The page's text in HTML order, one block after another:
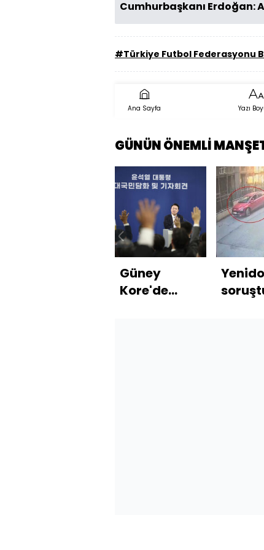
Cumhurbaşkanı Erdoğan:
#Türkiye Futbol Federasyonu
Ana Sayfa Yazı
GÜNÜN ÖNEMLİ
Güney
Kore'de